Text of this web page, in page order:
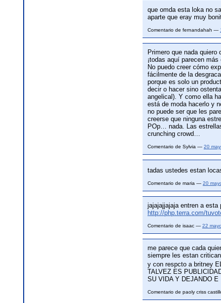
que omda esta loka no
aparte que eray muy
Comentario de fernandahah —
Primero que nada
¡todas aquí parecen
No puedo creer cómo
fácilmente de la
porque es solo un
decir o hacer sino
angelical). Y como ella
está de moda hacerlo y
no puede ser que les
creerse que ninguna
POp… nada. Las
crunching crowd…
Comentario de Sylvia — 20
tadas ustedes estan
Comentario de maria — 20
jajajajjajaja entren a
http://php.terra.com/
Comentario de isaac — 22
me parece que cada
siempre les estan
y con respcto a britney
TALVEZ ES
SU VIDA Y DEJANDO
Comentario de paoly criss